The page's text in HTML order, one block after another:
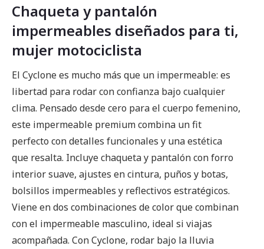
Chaqueta y pantalón
impermeables diseñados para ti,
mujer motociclista
El Cyclone es mucho más que un impermeable: es
libertad para rodar con confianza bajo cualquier
clima. Pensado desde cero para el cuerpo femenino,
este impermeable premium combina un fit
perfecto con detalles funcionales y una estética
que resalta. Incluye chaqueta y pantalón con forro
interior suave, ajustes en cintura, puños y botas,
bolsillos impermeables y reflectivos estratégicos.
Viene en dos combinaciones de color que combinan
con el impermeable masculino, ideal si viajas
acompañada. Con Cyclone, rodar bajo la lluvia